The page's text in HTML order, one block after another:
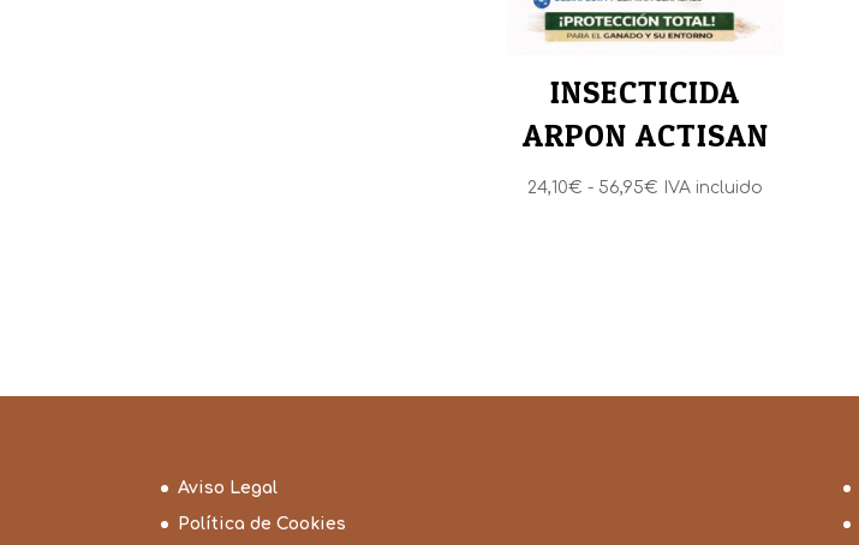
INSECTICIDA
ARPON ACTISAN
24,10€ - 56,95€ Rango
IVA incluido
Aviso Legal
Política de Cookies